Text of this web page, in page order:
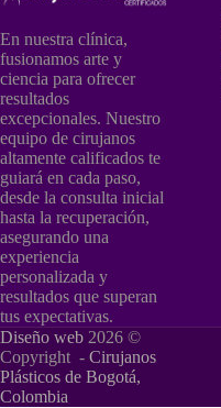
En nuestra clínica,
fusionamos arte y
ciencia para ofrecer
resultados
excepcionales. Nuestro
equipo de cirujanos
altamente calificados te
guiará en cada paso,
desde la consulta inicial
hasta la recuperación,
asegurando una
experiencia
personalizada y
resultados que superan
tus expectativas.
Diseño web 2026 ©
Copyright - Cirujanos
Plásticos de Bogotá,
Colombia